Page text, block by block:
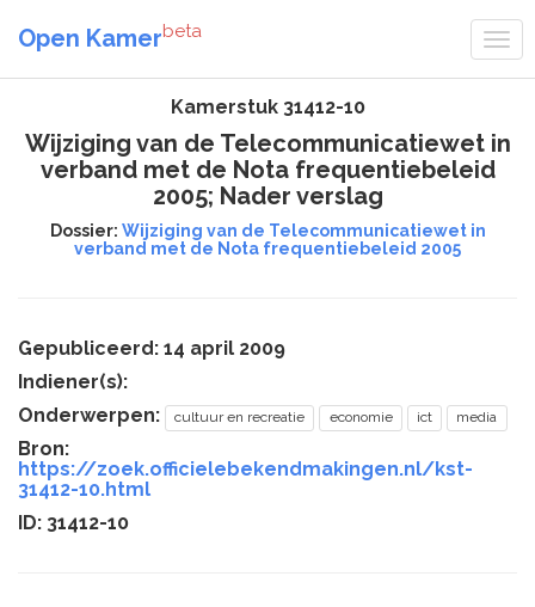
Open Kamerbeta
Kamerstuk 31412-10
Wijziging van de Telecommunicatiewet in
verband met de Nota frequentiebeleid
2005; Nader verslag
Dossier: Wijziging van de Telecommunicatiewet in
verband met de Nota frequentiebeleid 2005
Gepubliceerd: 14 april 2009
Indiener(s):
Onderwerpen:
cultuur en recreatie economie ict media
Bron:
https://zoek.officielebekendmakingen.nl/kst-
31412-10.html
ID: 31412-10